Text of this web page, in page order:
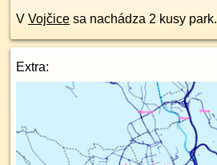
V Vojčice sa nachádza 2 kusy park.
Extra: